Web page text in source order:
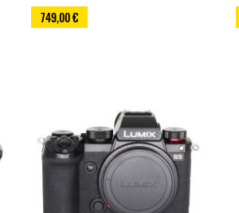
749,00 €